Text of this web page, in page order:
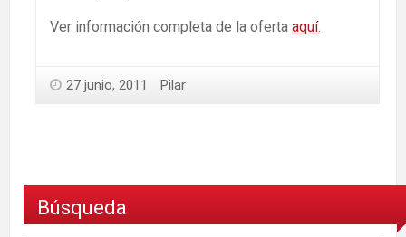
Ver información completa de la oferta aquí.
27 junio, 2011 Pilar
Búsqueda